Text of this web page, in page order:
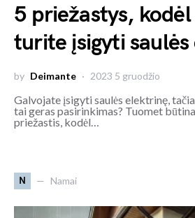
5 priežastys,
turite įsigyti
by Deimante 2023 5 gruodžio
Galvojate įsigyti saulės elektrinę,
tai geras pasirinkimas? Tuomet
priežastis, kodėl…
N Namai